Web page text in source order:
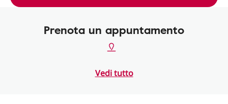
Prenota un appuntamento
Vedi tutto